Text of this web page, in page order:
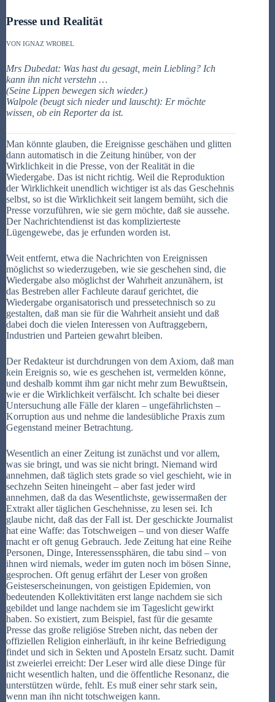
Presse und Realität
VON IGNAZ WROBEL
Mrs Dubedat: Was hast du gesagt, mein Liebling? Ich
kann ihn nicht verstehn …
(Seine Lippen bewegen sich wieder.)
Walpole (beugt sich nieder und lauscht): Er möchte
wissen, ob ein Reporter da ist.
Man könnte glauben, die Ereignisse geschähen und glitten
dann automatisch in die Zeitung hinüber, von der
Wirklichkeit in die Presse, von der Realität in die
Wiedergabe. Das ist nicht richtig. Weil die Reproduktion
der Wirklichkeit unendlich wichtiger ist als das Geschehnis
selbst, so ist die Wirklichkeit seit langem bemüht, sich die
Presse vorzuführen, wie sie gern möchte, daß sie aussehe.
Der Nachrichtendienst ist das komplizierteste
Lügengewebe, das je erfunden worden ist.
Weit entfernt, etwa die Nachrichten von Ereignissen
möglichst so wiederzugeben, wie sie geschehen sind, die
Wiedergabe also möglichst der Wahrheit anzunähern, ist
das Bestreben aller Fachleute darauf gerichtet, die
Wiedergabe organisatorisch und pressetechnisch so zu
gestalten, daß man sie für die Wahrheit ansieht und daß
dabei doch die vielen Interessen von Auftraggebern,
Industrien und Parteien gewahrt bleiben.
Der Redakteur ist durchdrungen von dem Axiom, daß man
kein Ereignis so, wie es geschehen ist, vermelden könne,
und deshalb kommt ihm gar nicht mehr zum Bewußtsein,
wie er die Wirklichkeit verfälscht. Ich schalte bei dieser
Untersuchung alle Fälle der klaren – ungefährlichsten –
Korruption aus und nehme die landesübliche Praxis zum
Gegenstand meiner Betrachtung.
Wesentlich an einer Zeitung ist zunächst und vor allem,
was sie bringt, und was sie nicht bringt. Niemand wird
annehmen, daß täglich stets grade so viel geschieht, wie in
sechzehn Seiten hineingeht – aber fast jeder wird
annehmen, daß da das Wesentlichste, gewissermaßen der
Extrakt aller täglichen Geschehnisse, zu lesen sei. Ich
glaube nicht, daß das der Fall ist. Der geschickte Journalist
hat eine Waffe: das Totschweigen – und von dieser Waffe
macht er oft genug Gebrauch. Jede Zeitung hat eine Reihe
Personen, Dinge, Interessenssphären, die tabu sind – von
ihnen wird niemals, weder im guten noch im bösen Sinne,
gesprochen. Oft genug erfährt der Leser von großen
Geisteserscheinungen, von geistigen Epidemien, von
bedeutenden Kollektivitäten erst lange nachdem sie sich
gebildet und lange nachdem sie im Tageslicht gewirkt
haben. So existiert, zum Beispiel, fast für die gesamte
Presse das große religiöse Streben nicht, das neben der
offiziellen Religion einherläuft, in ihr keine Befriedigung
findet und sich in Sekten und Aposteln Ersatz sucht. Damit
ist zweierlei erreicht: Der Leser wird alle diese Dinge für
nicht wesentlich halten, und die öffentliche Resonanz, die
unterstützen würde, fehlt. Es muß einer sehr stark sein,
wenn man ihn nicht totschweigen kann.